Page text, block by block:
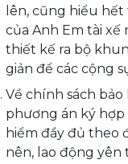
lên, cũng hiểu
của Anh Em tài xế
thiết kế ra bộ
giản để các cộng
Về chính sách
phương án ký hợp
hiểm đầy đủ theo
nên, lao động yên